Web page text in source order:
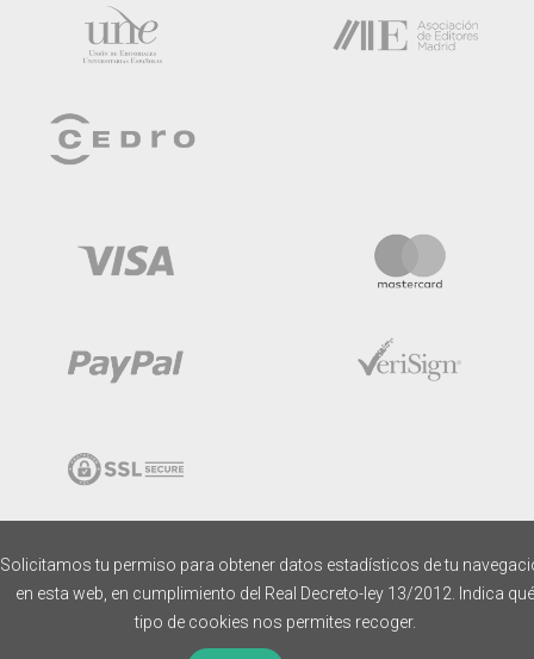
Solicitamos tu permiso para obtener datos estadísticos de tu
en esta web, en cumplimiento del Real Decreto-ley 13/2012. Indica qué
tipo de cookies nos permites recoger.